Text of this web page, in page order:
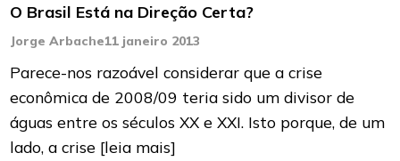
O Brasil Está na Direção Certa?
Jorge Arbache11 janeiro 2013
Parece-nos razoável considerar que a crise
econômica de 2008/09 teria sido um divisor de
águas entre os séculos XX e XXI. Isto porque, de um
lado, a crise [leia mais]